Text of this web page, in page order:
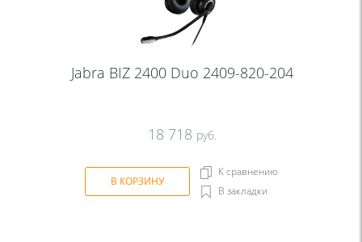
Jabra BIZ 2400 Duo 2409-820-204
18 718 руб.
В КОРЗИНУ
К сравнению
В закладки